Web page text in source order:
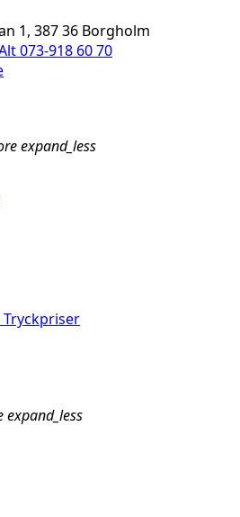
1, 387 36 Borgholm
073-918 60 70
expand_less
Tryckpriser
expand_less